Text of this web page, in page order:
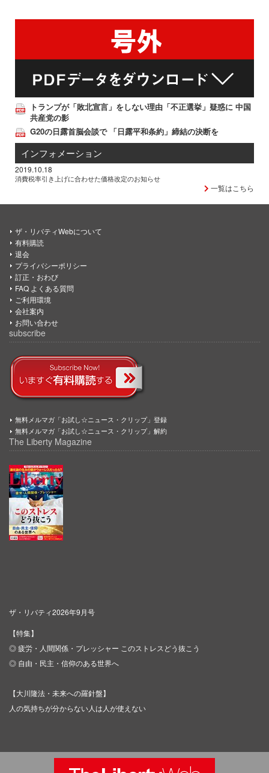
トランプが「敗北宣言」をしない理由「不正選挙」疑惑に 中国
共産党の影
G20の日露首脳会談で 「日露平和条約」締結の決断を
インフォメーション
2019.10.18
消費税率引き上げに合わせた価格改定のお知らせ
一覧はこちら
ザ・リバティWebについて
有料購読
退会
プライバシーポリシー
訂正・おわび
FAQ よくある質問
ご利用環境
会社案内
お問い合わせ
subscribe
無料メルマガ「お試し☆ニュース・クリップ」登録
無料メルマガ「お試し☆ニュース・クリップ」解約
The Liberty Magazine
ザ・リバティ2026年9月号
【特集】
◎ 疲労・人間関係・プレッシャー このストレスどう抜こう
◎ 自由・民主・信仰のある世界へ
【大川隆法・未来への羅針盤】
人の気持ちが分からない人は人が使えない